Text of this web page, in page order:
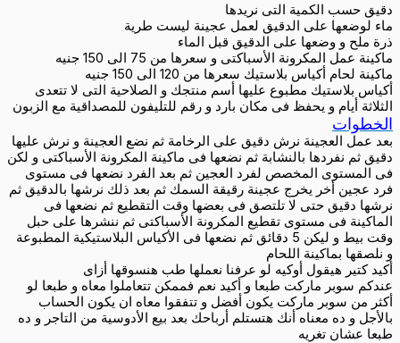
دقيق حسب الكمية التى نريدها
ماء لوضعها على الدقيق لعمل عجينة ليست طرية
ذرة ملح و وضعها على الدقيق قبل الماء
ماكينة عمل المكرونة الأسباكتى و سعرها من 75 الى 150 جنيه
ماكينة لحام أكياس بلاستيك سعرها من 120 الى 150 جنيه
أكياس بلاستيك مطبوع عليها أسم منتجك و الصلاحية التى لا تتعدى
الثلاثة أيام و يحفظ فى مكان بارد و رقم للتليفون للمصداقية مع الزبون
الخطوات
بعد عمل العجينة نرش دقيق على الرخامة ثم نضع العجينة و نرش عليها
دقيق ثم نفردها بالنشابة ثم نضعها فى ماكينة المكرونة الأسباكتى و لكن
فى المستوى المخصص لفرد العجين ثم بعد الفرد نضعها فى مستوى
فرد عجين أخر يخرج عجينة رقيقة السمك ثم بعد ذلك نرشها بالدقيق ثم
نرشها دقيق حتى لا تلتصق فى بعضها وقت التقطيع ثم نضعها فى
الماكينة فى مستوى تقطيع المكرونة الأسباكتى ثم ننشرها على حبل
وقت بيط و ليكن 5 دقائق ثم نضعها فى الأكياس البلاستيكية المطبوعة
و نلصقها بماكينة اللحام
أكيد كتير هيقول أوكيه لو عرفنا نعملها طب هنسوقها أزاى
عندكم سوبر ماركت طبعا و أكيد نعم فممكن تتعاملوا معاه و طبعا لو
أكثر من سوبر ماركت يكون أفضل و تتفقوا معاه ان يكون الحساب
بالأجل و ده معناه أنك هتستلم أرباحك بعد بيع الأدوسية من التاجر و ده
طبعا عشان تغريه